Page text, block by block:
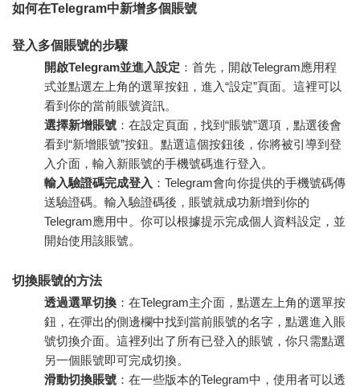
如何在Telegram中新增多個賬號
登入多個賬號的步驟
開啟Telegram並進入設定 ：首先，開啟Telegram應用程
式並點選左上角的選單按鈕，進入“設定”頁面。這裡可以
看到你的當前賬號資訊。
選擇新增賬號 ：在設定頁面，找到“賬號”選項，點選後會
看到“新增賬號”按鈕。點選這個按鈕後，你將被引導到登
入介面，輸入新賬號的手機號碼進行登入。
輸入驗證碼完成登入 ：Telegram會向你提供的手機號碼傳
送驗證碼。輸入驗證碼後，賬號就成功新增到你的
Telegram應用中。你可以根據提示完成個人資料設定，並
開始使用該賬號。
切換賬號的方法
透過選單切換 ：在Telegram主介面，點選左上角的選單按
鈕，在彈出的側邊欄中找到當前賬號的名字，點選進入賬
號切換介面。這裡列出了所有已登入的賬號，你只需點選
另一個賬號即可完成切換。
滑動切換賬號 ：在一些版本的Telegram中，使用者可以透